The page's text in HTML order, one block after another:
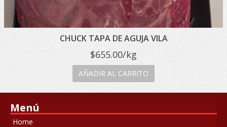
CHUCK TAPA DE AGUJA VILA
$655.00/kg
AÑADIR AL CARRITO
Menú
Home